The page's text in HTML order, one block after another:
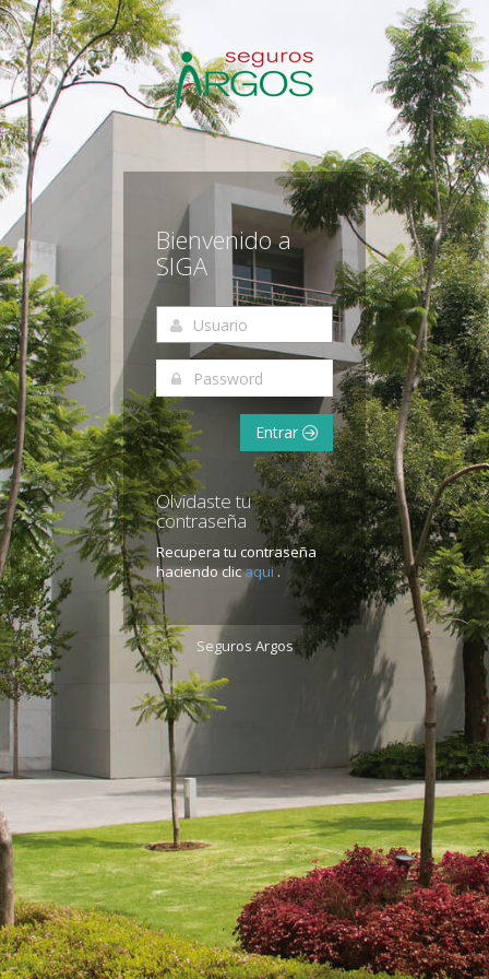
Bienvenido a
SIGA
Entrar
Olvidaste tu
contraseña
Recupera tu contraseña
haciendo clicaqui.
Seguros Argos